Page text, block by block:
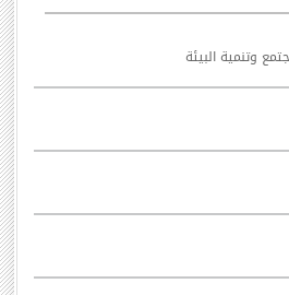
وتنمية البيئة